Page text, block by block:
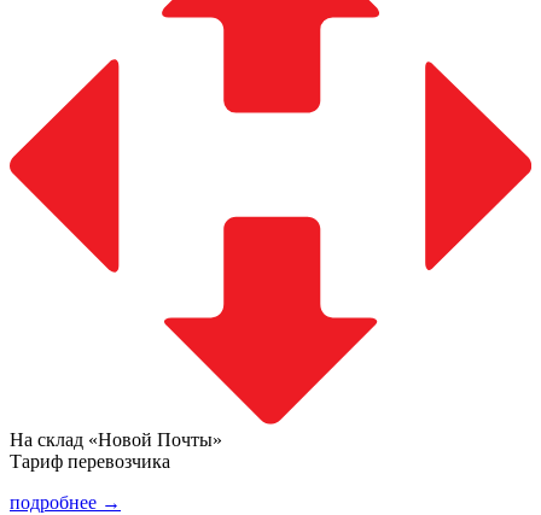
На склад «Новой Почты»
Тариф перевозчика
подробнее →